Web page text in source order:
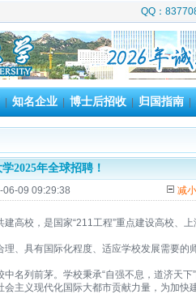
QQ：
|知名企业|博士后招收|归国指南|
2025年全球招聘！
减
09 09:29:38
高校，是国家“211工程”重点建设高校、
、具有国际化程度、适应学校发展需要的
名列前茅。学校秉承“自强不息，道济天下
主义现代化国际大都市贡献力量，为加快